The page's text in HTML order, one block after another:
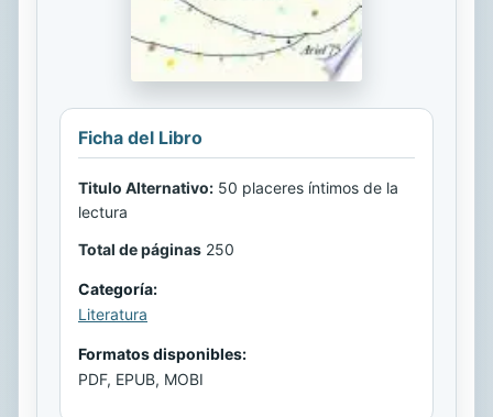
Ficha del Libro
Titulo Alternativo: 50 placeres íntimos de la
lectura
Total de páginas 250
Categoría:
Literatura
Formatos disponibles:
PDF, EPUB, MOBI